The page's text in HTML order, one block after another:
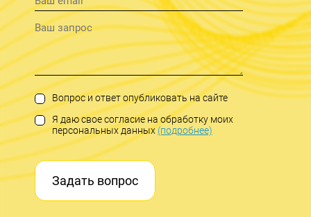
Вопрос и ответ опубликовать на сайте
Я даю свое согласие на обработку моих
персональных данных(подробнее)
Задать вопрос